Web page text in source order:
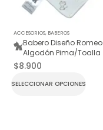
ACCESORIOS, BABEROS
Babero Diseño Romeo
Algodón Pima/Toalla
$8.900
SELECCIONAR OPCIONES